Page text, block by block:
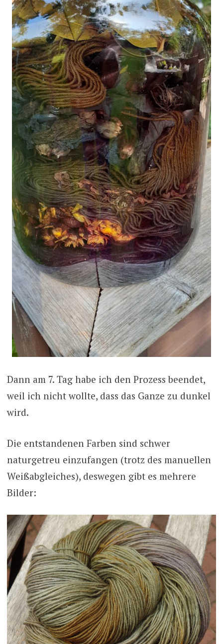
Dann am 7. Tag habe ich den Prozess beendet,
weil ich nicht wollte, dass das Ganze zu dunkel
wird.
Die entstandenen Farben sind schwer
naturgetreu einzufangen (trotz des manuellen
Weißabgleiches), deswegen gibt es mehrere
Bilder: